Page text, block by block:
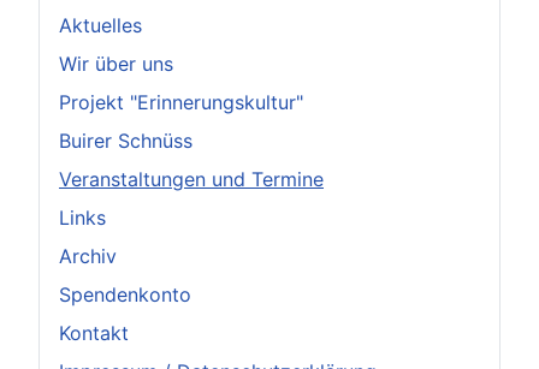
Aktuelles
Wir über uns
Projekt "Erinnerungskultur"
Buirer Schnüss
Veranstaltungen und Termine
Links
Archiv
Spendenkonto
Kontakt